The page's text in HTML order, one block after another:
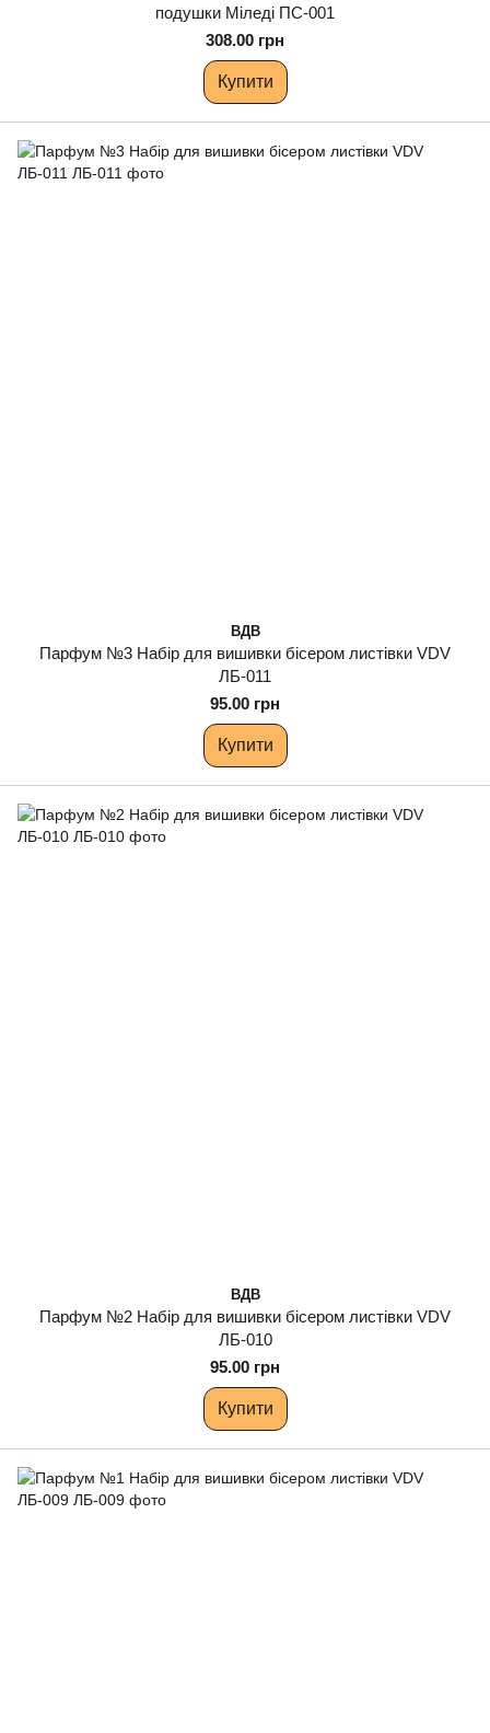
подушки Міледі ПС-001
308.00 грн
Купити
ВДВ
Парфум №3 Набір для вишивки бісером листівки VDV
ЛБ-011
95.00 грн
Купити
ВДВ
Парфум №2 Набір для вишивки бісером листівки VDV
ЛБ-010
95.00 грн
Купити